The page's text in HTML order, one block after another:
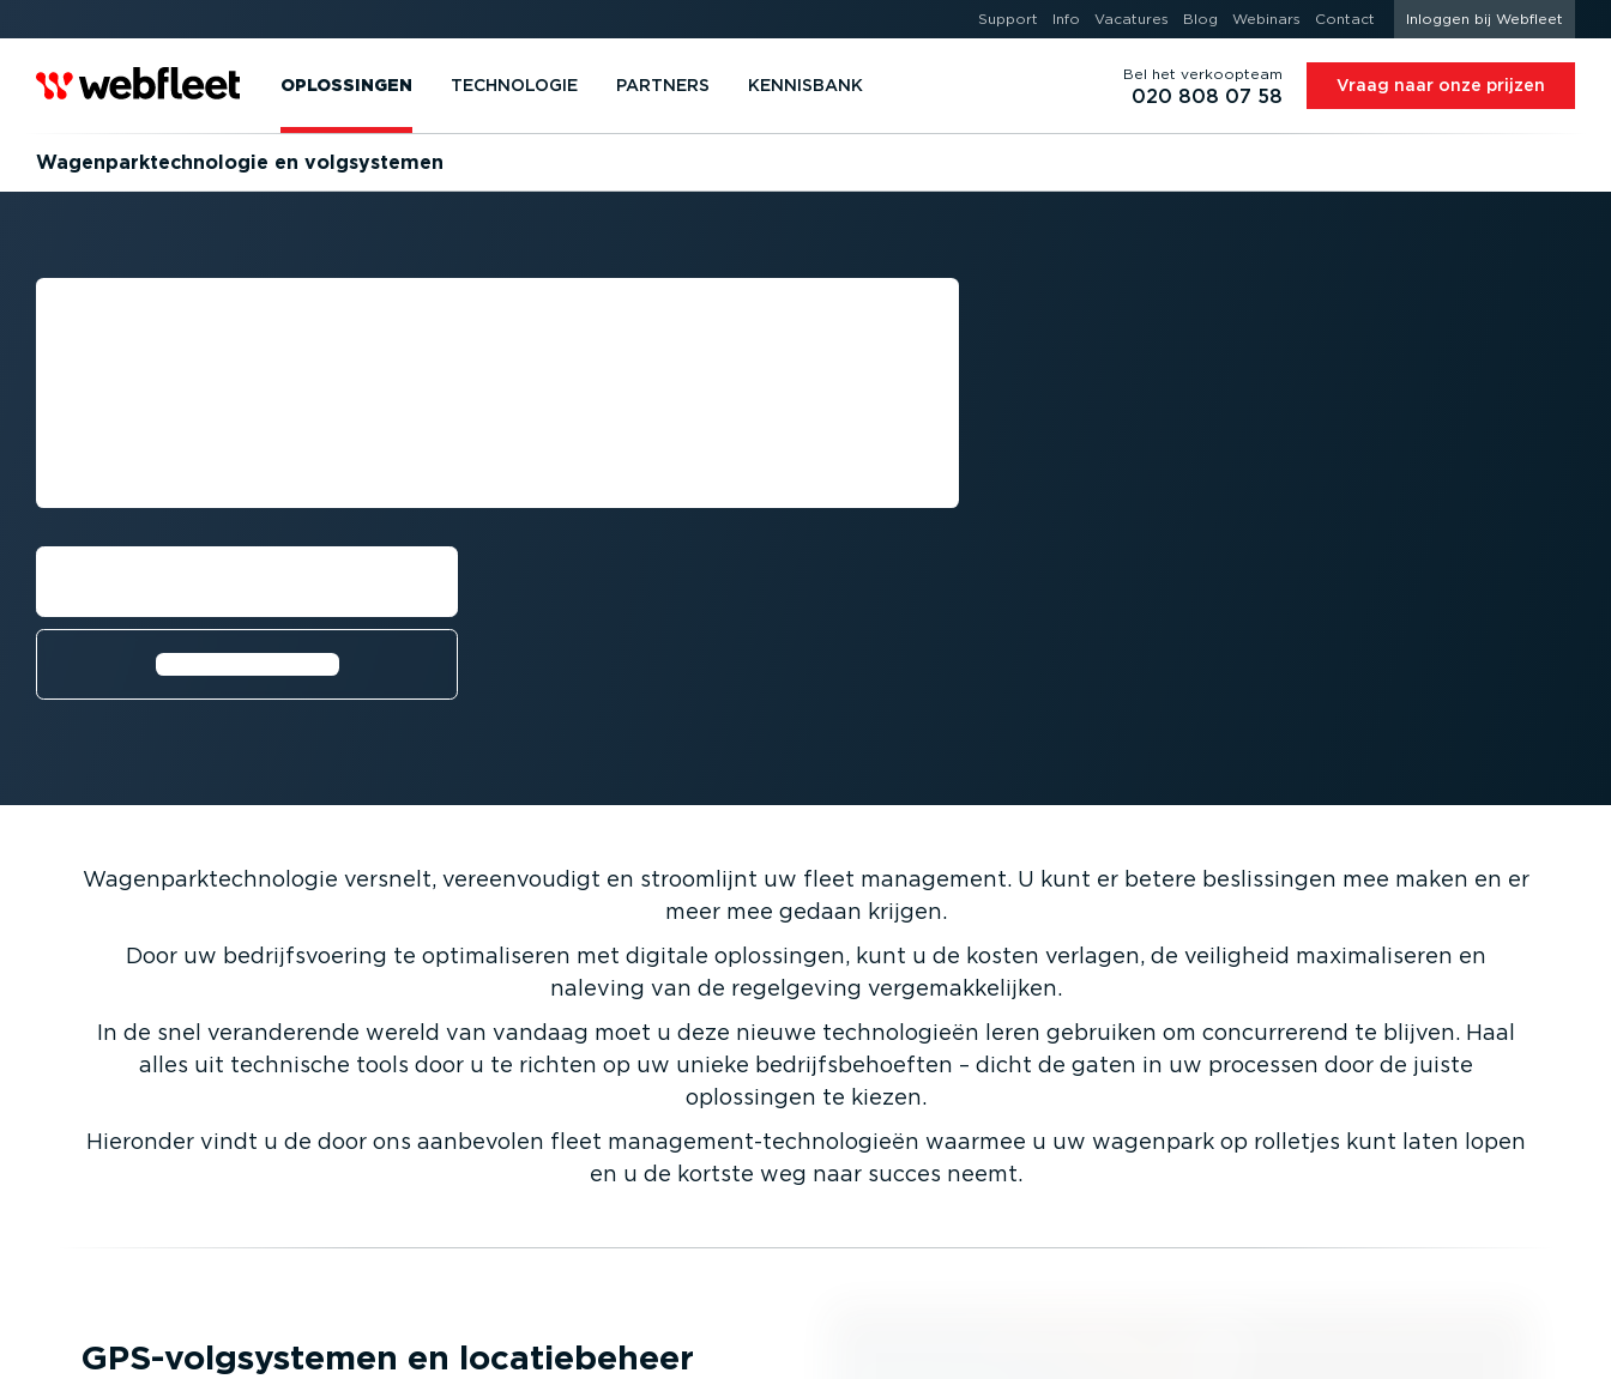
Support Info Vacatures Blog Webinars Contact Inloggen bij Webfleet
OPLOSSINGEN TECHNOLOGIE PARTNERS KENNISBANK
Bel het verkoopteam
020 808 07 58 Vraag naar onze prijzen
Wagen­park­tech­no­logie en volgsys­temen
SLIMMER FLEET
Meer informatie⁠
Wagen­park­tech­no­logie versnelt, vereen­voudigt en stroomlijnt uw fleet management. U kunt er betere beslis­singen mee maken en er
meer mee gedaan krijgen.
Door uw bedrijfs­voering te optima­li­seren met digitale oplossingen, kunt u de kosten verlagen, de veiligheid maxima­li­seren en
naleving van de regelgeving verge­mak­ke­lijken.
In de snel veran­de­rende wereld van vandaag moet u deze nieuwe techno­lo­gieën leren gebruiken om concur­rerend te blijven. Haal
alles uit technische tools door u te richten op uw unieke bedrijfs­be­hoeften – dicht de gaten in uw processen door de juiste
oplossingen te kiezen.
Hieronder vindt u de door ons aanbevolen fleet manage­ment-­tech­no­lo­gieën waarmee u uw wagenpark op rolletjes kunt laten lopen
en u de kortste weg naar succes neemt.
GPS-volg­sys­temen en locatie­beheer